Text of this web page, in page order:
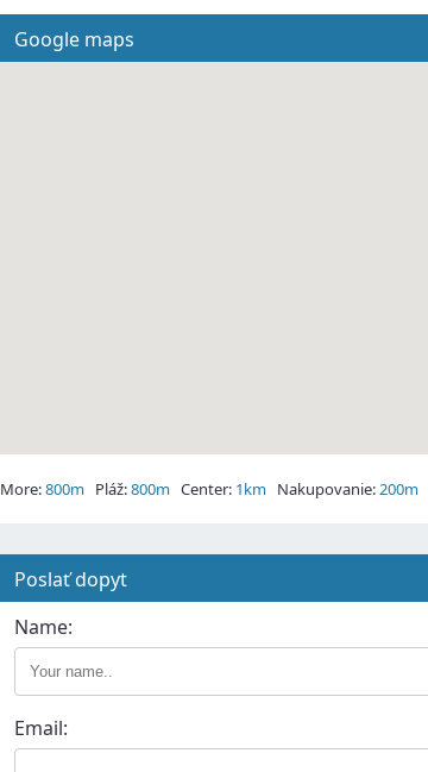
Google maps
More:800m Pláž:800m Center: 1km Nakupovanie:200m
Poslať dopyt
Name:
Email: